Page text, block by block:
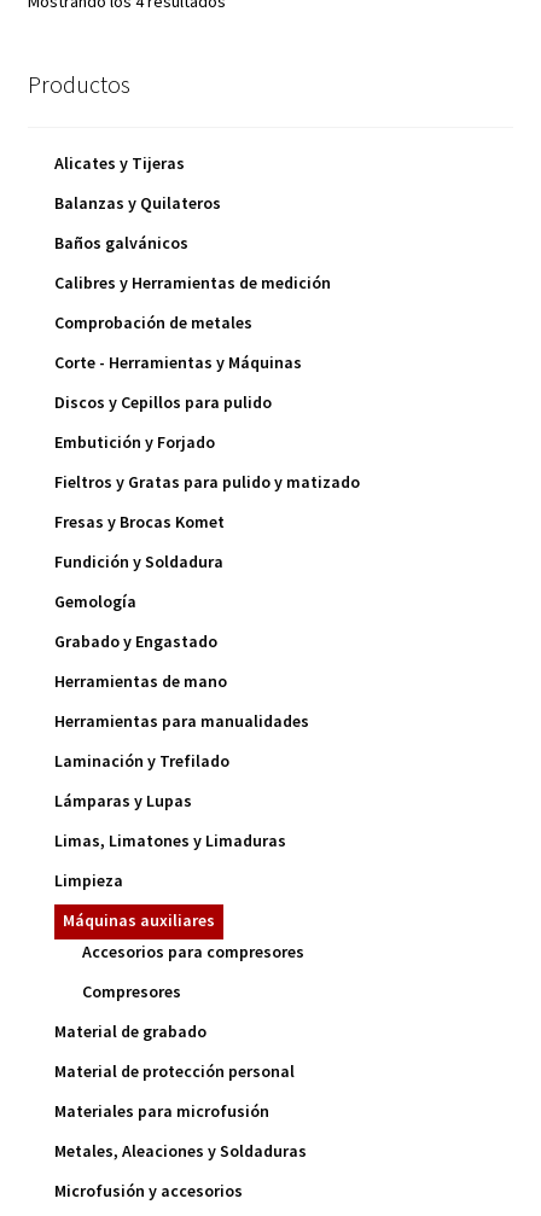
Productos
Alicates y Tijeras
Balanzas y Quilateros
Baños galvánicos
Calibres y Herramientas de medición
Comprobación de metales
Corte - Herramientas y Máquinas
Discos y Cepillos para pulido
Embutición y Forjado
Fieltros y Gratas para pulido y matizado
Fresas y Brocas Komet
Fundición y Soldadura
Gemología
Grabado y Engastado
Herramientas de mano
Herramientas para manualidades
Laminación y Trefilado
Lámparas y Lupas
Limas, Limatones y Limaduras
Limpieza
Máquinas auxiliares
Accesorios para compresores
Compresores
Material de grabado
Material de protección personal
Materiales para microfusión
Metales, Aleaciones y Soldaduras
Microfusión y accesorios